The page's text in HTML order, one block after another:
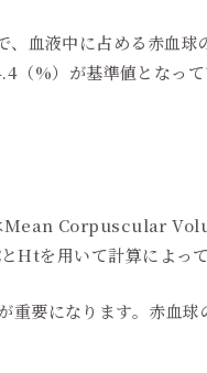
血液中に占める赤血
%）が基準値となって
Corpuscular
Htを用いて計算によっ
重要になります。赤血